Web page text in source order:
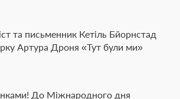
та письменник Кетіль Бйорнстад
Артура Дроня «Тут були ми»
До Міжнародного дня